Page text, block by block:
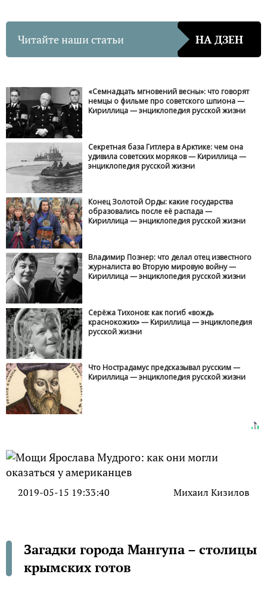
Читайте наши статьи НА ДЗЕН
«Семнадцать мгновений весны»: что говорят
немцы о фильме про советского шпиона —
Кириллица — энциклопедия русской жизни
Секретная база Гитлера в Арктике: чем она
удивила советских моряков — Кириллица —
энциклопедия русской жизни
Конец Золотой Орды: какие государства
образовались после её распада —
Кириллица — энциклопедия русской жизни
Владимир Познер: что делал отец известного
журналиста во Вторую мировую войну —
Кириллица — энциклопедия русской жизни
Серёжа Тихонов: как погиб «вождь
краснокожих» — Кириллица — энциклопедия
русской жизни
Что Нострадамус предсказывал русским —
Кириллица — энциклопедия русской жизни
2019-05-15 19:33:40 Михаил Кизилов
Загадки города Мангупа – столицы
крымских готов